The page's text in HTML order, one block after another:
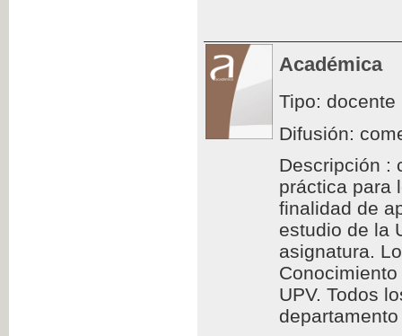
Académica
Tipo: docente
Difusión:
Descripción :
práctica para
finalidad de
estudio de la
asignatura.
UPV. Todos